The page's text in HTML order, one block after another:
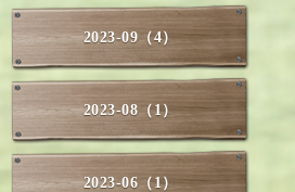
2023-09（4）
2023-08（1）
2023-06（1）